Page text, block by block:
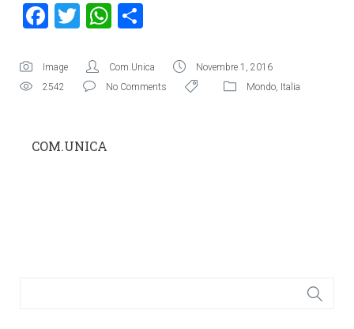
Facebook
TwitterWhatsApp
Image Com.Unica
Novembre 1, 2016
2542
No Comments Mondo, Italia
COM.UNICA